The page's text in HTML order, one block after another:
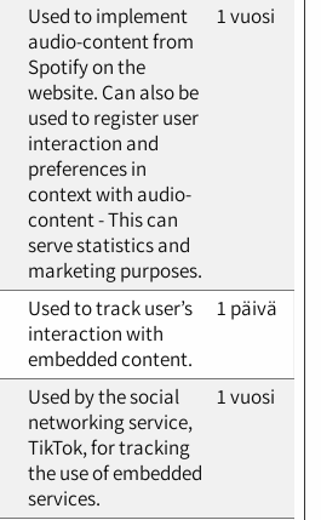
Used to implement
audio-content from
Spotify on the
website. Can also be
used to register user
interaction and
preferences in
context with audio-
content - This can
serve statistics and
marketing purposes.
1 vuosi
Used to track user’s
interaction with
embedded content.
1 päivä
Used by the social
networking service,
TikTok, for tracking
the use of embedded
services.
1 vuosi